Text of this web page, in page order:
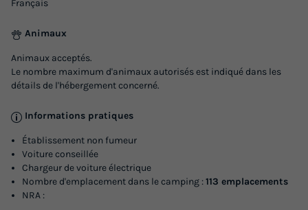
Français
Animaux
Animaux acceptés.
Le nombre maximum d'animaux autorisés est indiqué dans les
détails de l'hébergement concerné.
Informations pratiques
Établissement non fumeur
Voiture conseillée
Chargeur de voiture électrique
Nombre d'emplacement dans le camping :113 emplacements
NRA :